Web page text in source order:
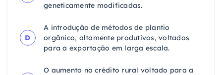
geneticamente modificadas.
D
A introdução de métodos de plantio
orgânico, altamente produtivos, voltados
para a exportação em larga escala.
O aumento no crédito rural voltado para a